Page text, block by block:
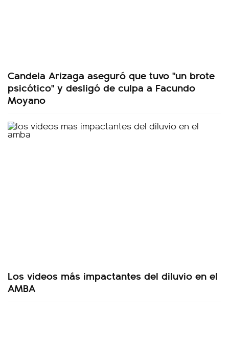
Candela Arizaga aseguró que tuvo "un brote
psicótico" y desligó de culpa a Facundo
Moyano
Los videos más impactantes del diluvio en el
AMBA